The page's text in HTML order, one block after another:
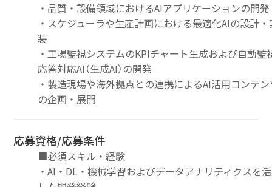
・品質・設備領域におけるAIアプリケーションの開発
・スケジューラや生産計画における最適化AIの設計・
装
・工場監視システムのKPIチャート生成および自動監
応答対応AI（生成AI）の開発
・製造現場や海外拠点との連携によるAI活用コンテ
の企画・展開
応募資格/応募条件
■必須スキル・経験
・AI・DL・機械学習およびデータアナリティクスを